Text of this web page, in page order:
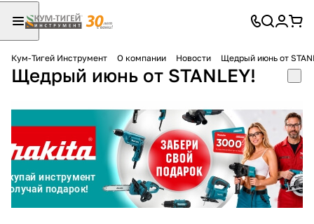
Кум-Тигей Инструмент О компании Новости Щедрый июнь от
Щедрый июнь от STANLEY!
Для клиентов всех банков
Разбейте
оплату на части
без переплат